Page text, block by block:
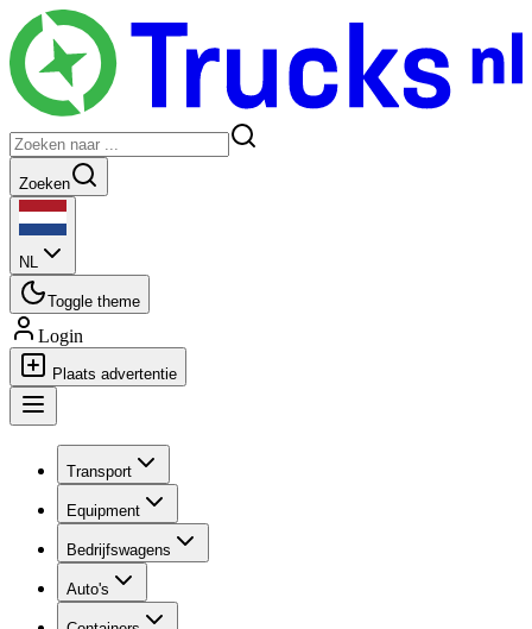
Zoeken
NL
Toggle theme
Login
Plaats advertentie
Transport
Equipment
Bedrijfswagens
Auto's